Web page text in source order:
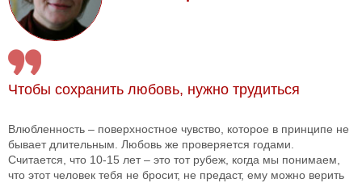
Чтобы сохранить любовь, нужно трудиться
Влюбленность – поверхностное чувство, которое в принципе не
бывает длительным. Любовь же проверяется годами.
Считается, что 10-15 лет – это тот рубеж, когда мы понимаем,
что этот человек тебя не бросит, не предаст, ему можно верить